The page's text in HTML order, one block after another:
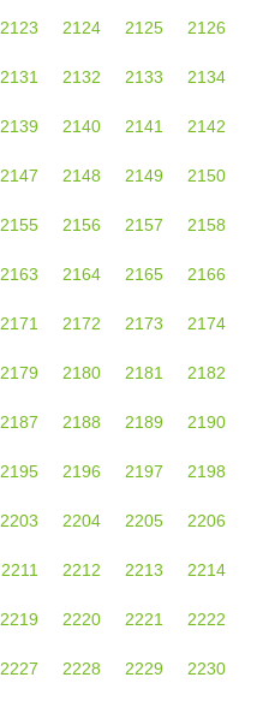
2123 2124 2125 2126
2131 2132 2133 2134
2139 2140 2141 2142
2147 2148 2149 2150
2155 2156 2157 2158
2163 2164 2165 2166
2171 2172 2173 2174
2179 2180 2181 2182
2187 2188 2189 2190
2195 2196 2197 2198
2203 2204 2205 2206
2211 2212 2213 2214
2219 2220 2221 2222
2227 2228 2229 2230